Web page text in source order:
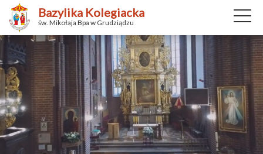
Bazylika Kolegiacka
św. Mikołaja Bpa w Grudziądzu